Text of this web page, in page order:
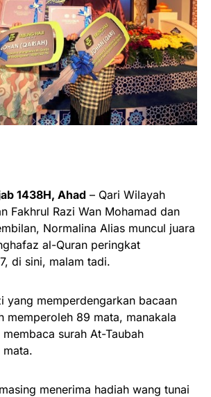
1438H, Ahad – Qari Wilayah
Fakhrul Razi Wan Mohamad dan
Normalina Alias muncul juara
al-Quran peringkat
di sini, malam tadi.
yang memperdengarkan bacaan
memperoleh 89 mata, manakala
surah At-Taubah
menerima hadiah wang tunai